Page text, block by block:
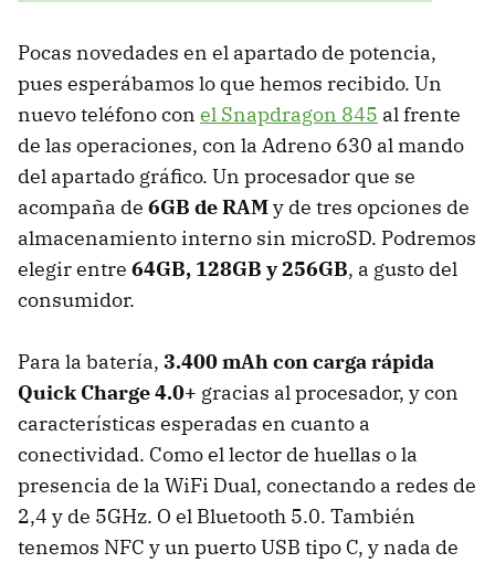
Pocas novedades en el apartado de potencia,
pues esperábamos lo que hemos recibido. Un
nuevo teléfono con el Snapdragon 845 al frente
de las operaciones, con la Adreno 630 al mando
del apartado gráfico. Un procesador que se
acompaña de 6GB de RAMy de tres opciones de
almacenamiento interno sin microSD. Podremos
elegir entre 64GB, 128GB y 256GB, a gusto del
consumidor.
Para la batería, 3.400 mAh con carga rápida
Quick Charge 4.0+ gracias al procesador, y con
características esperadas en cuanto a
conectividad. Como el lector de huellas o la
presencia de la WiFi Dual, conectando a redes de
2,4 y de 5GHz. O el Bluetooth 5.0. También
tenemos NFC y un puerto USB tipo C, y nada de